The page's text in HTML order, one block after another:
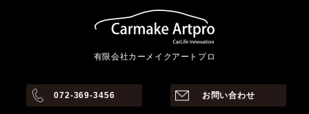
有限会社カーメイクアートプロ
072-369-3456 お問い合わせ